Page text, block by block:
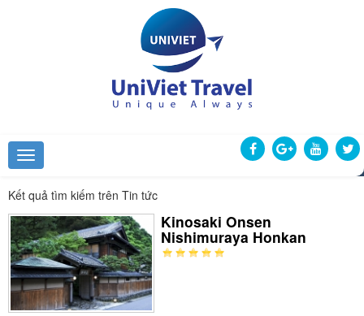
Kết quả tìm kiếm trên Tin tức
Kinosaki Onsen
Nishimuraya Honkan